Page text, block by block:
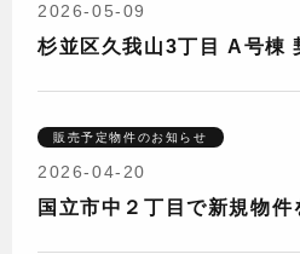
2026-05-09
杉並区久我山3丁目 A号棟
販売予定物件のお知らせ
2026-04-20
国立市中２丁目で新規物件